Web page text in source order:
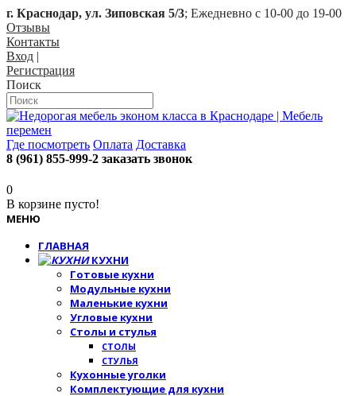
г. Краснодар, ул. Зиповская 5/3; Ежедневно с 10-00 до 19-00
Отзывы
Контакты
Вход |
Регистрация
Поиск
Где посмотреть Оплата Доставка
8 (961) 855-999-2 заказать звонок
0
В корзине пусто!
МЕНЮ
ГЛАВНАЯ
КУХНИ
Готовые кухни
Модульные кухни
Маленькие кухни
Угловые кухни
Столы и стулья
СТОЛЫ
СТУЛЬЯ
Кухонные уголки
Комплектующие для кухни